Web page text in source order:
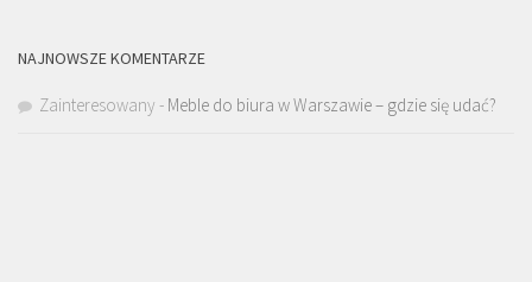
NAJNOWSZE KOMENTARZE
Zainteresowany - Meble do biura w Warszawie – gdzie się udać?